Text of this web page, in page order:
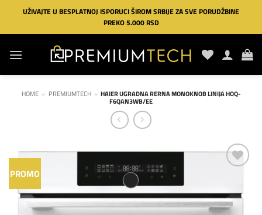
Preskoči
sadržaj
UŽIVAJTE U BESPLATNOJ ISPORUCI ŠIROM SRBIJE ZA SVE PORUDŽBINE
PREKO 5.000 RSD
HOME » PREMIUMTECH » HAIER UGRADNA RERNA MONOKNOB LINIJA HOQ-
F6QAN3WB/EE
PROMO
listu
želja